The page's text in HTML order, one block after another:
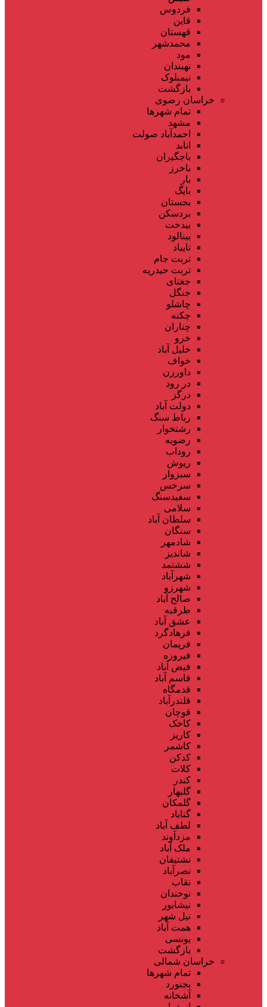
فردوس
قاین
قهستان
محمدشهر
مود
نهبندان
نیمبلوک
بازگشت
خراسان رضوی
تمام شهر‌ها
مشهد
احمدآباد صولت
انابد
باجگیران
باخرز
بار
بایگ
بجستان
بردسکن
بیدخت
بینالود
تایباد
تربت جام
تربت حیدریه
جغتای
جنگل
چاشلو
چکنه
چناران
خرو
خلیل آباد
خواف
داورزن
در رود
درگز
دولت آباد
رباط سنگ
رشتخوار
رضویه
روداب
ریوش
سبزوار
سرخس
سفیدسنگ
سلامی
سلطان آباد
سنگان
شادمهر
شاندیز
ششتمد
شهرآباد
شهرزو
صالح آباد
طرقبه
عشق آباد
فرهادگرد
فریمان
فیروزه
فیض آباد
قاسم آباد
قدمگاه
قلندرآباد
قوچان
کاخک
کاریز
کاشمر
کدکن
کلات
کندر
گلبهار
گلمکان
گناباد
لطف آباد
مزدآوند
ملک آباد
نشتیفان
نصرآباد
نقاب
نوخندان
نیشابور
نیل شهر
همت آباد
یونسی
بازگشت
خراسان شمالی
تمام شهر‌ها
بجنورد
آشخانه